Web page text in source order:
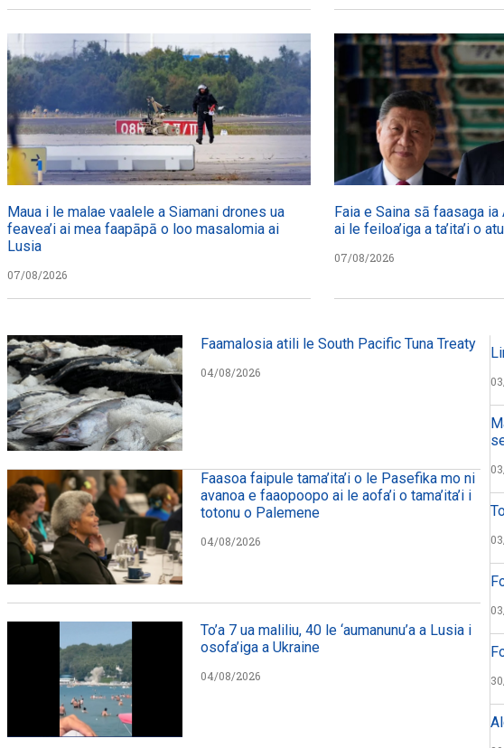
Maua i le malae vaalele a Siamani drones ua
feavea’i ai mea faapāpā o loo masalomia ai
Lusia
07/08/2026
Faia e Saina sā faasaga ia
ai le feiloa’iga a ta’ita’i o
07/08/2026
Faamalosia atili le South Pacific Tuna Treaty
04/08/2026
Faasoa faipule tama’ita’i o le Pasefika mo ni
avanoa e faaopoopo ai le aofa’i o tama’ita’i i
totonu o Palemene
04/08/2026
To’a 7 ua maliliu, 40 le ‘aumanunu’a a Lusia i
osofa’iga a Ukraine
04/08/2026